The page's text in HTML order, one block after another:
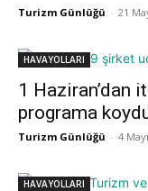
Turizm Günlüğü - 21
HAVAYOLLARI
1 Haziran’dan
programa
Turizm Günlüğü - 4
HAVAYOLLARI